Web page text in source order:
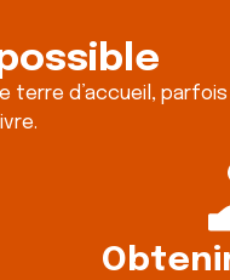
terre d’accueil,